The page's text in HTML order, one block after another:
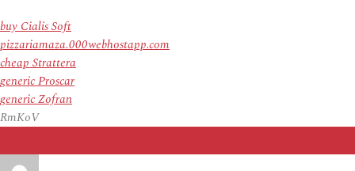
buy Cialis Soft
pizzariamaza.000webhostapp.com
cheap Strattera
generic Proscar
generic Zofran
RmKoV